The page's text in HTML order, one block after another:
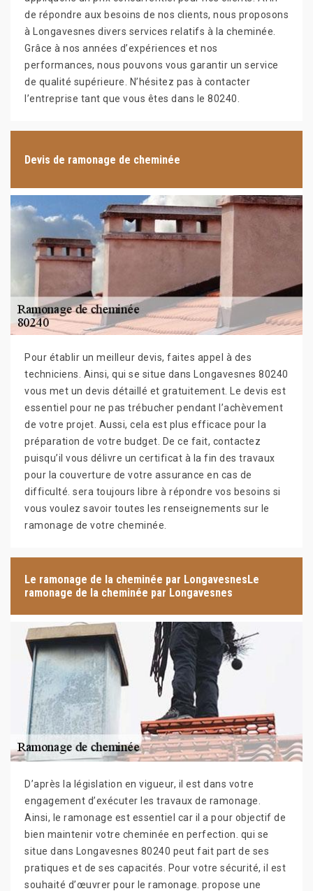
de répondre aux besoins de nos clients, nous proposons
à Longavesnes divers services relatifs à la cheminée.
Grâce à nos années d’expériences et nos
performances, nous pouvons vous garantir un service
de qualité supérieure. N’hésitez pas à contacter
l’entreprise tant que vous êtes dans le 80240.
Devis de ramonage de cheminée
Pour établir un meilleur devis, faites appel à des
techniciens. Ainsi, qui se situe dans Longavesnes 80240
vous met un devis détaillé et gratuitement. Le devis est
essentiel pour ne pas trébucher pendant l’achèvement
de votre projet. Aussi, cela est plus efficace pour la
préparation de votre budget. De ce fait, contactez
puisqu’il vous délivre un certificat à la fin des travaux
pour la couverture de votre assurance en cas de
difficulté. sera toujours libre à répondre vos besoins si
vous voulez savoir toutes les renseignements sur le
ramonage de votre cheminée.
Le ramonage de la cheminée par LongavesnesLe
ramonage de la cheminée par Longavesnes
D’après la législation en vigueur, il est dans votre
engagement d’exécuter les travaux de ramonage.
Ainsi, le ramonage est essentiel car il a pour objectif de
bien maintenir votre cheminée en perfection. qui se
situe dans Longavesnes 80240 peut fait part de ses
pratiques et de ses capacités. Pour votre sécurité, il est
souhaité d’œuvrer pour le ramonage. propose une